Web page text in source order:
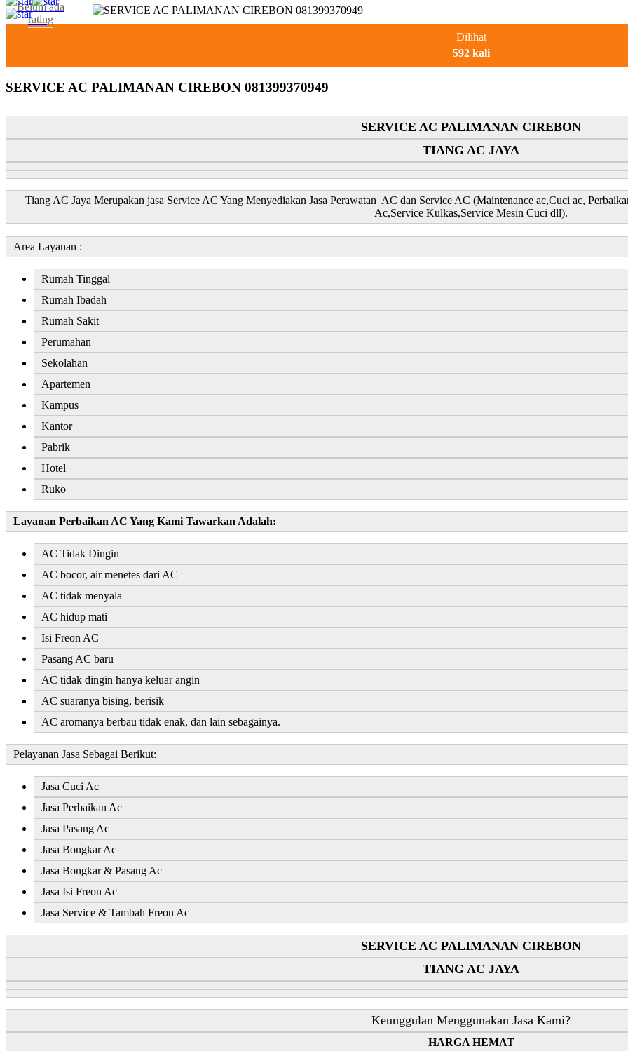
Belum ada
rating
Dilihat
592 kali
SERVICE AC PALIMANAN CIREBON 081399370949
SERVICE AC PALIMANAN CIREBON
TIANG AC JAYA
Tiang AC Jaya Merupakan jasa Service AC Yang Menyediakan Jasa Perawatan AC dan Service AC (Maintenance ac,Cuci ac,
Ac,Service Kulkas,Service Mesin Cuci dll).
Area Layanan :
Rumah Tinggal
Rumah Ibadah
Rumah Sakit
Perumahan
Sekolahan
Apartemen
Kampus
Kantor
Pabrik
Hotel
Ruko
Layanan Perbaikan AC Yang Kami Tawarkan Adalah:
AC Tidak Dingin
AC bocor, air menetes dari AC
AC tidak menyala
AC hidup mati
Isi Freon AC
Pasang AC baru
AC tidak dingin hanya keluar angin
AC suaranya bising, berisik
AC aromanya berbau tidak enak, dan lain sebagainya.
Pelayanan Jasa Sebagai Berikut:
Jasa Cuci Ac
Jasa Perbaikan Ac
Jasa Pasang Ac
Jasa Bongkar Ac
Jasa Bongkar & Pasang Ac
Jasa Isi Freon Ac
Jasa Service & Tambah Freon Ac
SERVICE AC PALIMANAN CIREBON
TIANG AC JAYA
Keunggulan Menggunakan Jasa Kami?
HARGA HEMAT